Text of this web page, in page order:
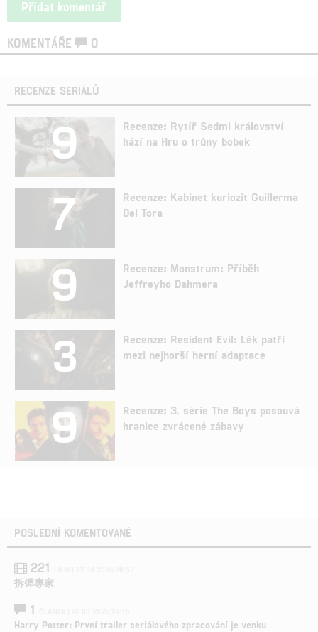
KOMENTÁŘE 0
RECENZE SERIÁLŮ
9
Recenze: Rytíř Sedmi království
hází na Hru o trůny bobek
7
Recenze: Kabinet kuriozit Guillerma
Del Tora
9
Recenze: Monstrum: Příběh
Jeffreyho Dahmera
3
Recenze: Resident Evil: Lék patří
mezi nejhorší herní adaptace
9
Recenze: 3. série The Boys posouvá
hranice zvrácené zábavy
POSLEDNÍ KOMENTOVANÉ
221
拆彈專家
1
Harry Potter: První trailer seriálového zpracování je venku